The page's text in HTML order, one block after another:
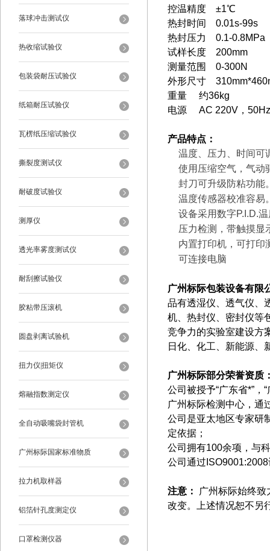
落球冲击测试仪
热收缩试验仪
包装袋耐压试验仪
纸箱耐压试验仪
瓦楞纸压缩试验仪
撕裂度测试仪
耐破度试验仪
测厚仪
透光率雾度测试仪
耐刮擦试验仪
胶粘带压滚机
圆盘剥离试验机
扭力仪|扭矩仪
熔融指数测定仪
全自动吸嘴袋封管机
广州标际国家标准物质
拉力机取样器
铝箔针孔度测定仪
口罩检测仪器
控温精度 ±1℃
热封时间 0.01s-99s
热封压力 0.1-
试样长度 200mm
测量范围 0-300N
外形尺寸
重量 约36kg
电源 AC 220V，
产品特点：
温度、压力、时间可
使用压缩空气，气动
封刀可升级防粘功能
温度传感器校准容易
设备采用数字P.I.D.
压力检测，带触摸显
内置打印机，可打印
可连接电脑
广州标际包装设备有限
品有透湿仪、透气仪、
机、热封仪、密封仪等
竞争力的实验室建设方
日化、化工、新能源、
广州标际部分荣誉资质
公司被授予“广东省*”，
广州标际检测中心，通
公司是亚太地区专家研
定依据；
公司拥有100余项，与
公司通过
注意：
广州标际始终
改变。上述情况恕不另